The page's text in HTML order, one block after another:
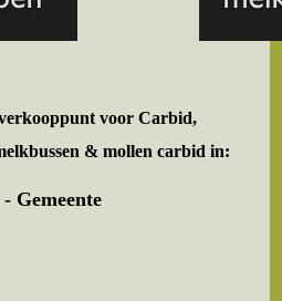
voorCarbid,
& mollen carbid in:
Gemeente